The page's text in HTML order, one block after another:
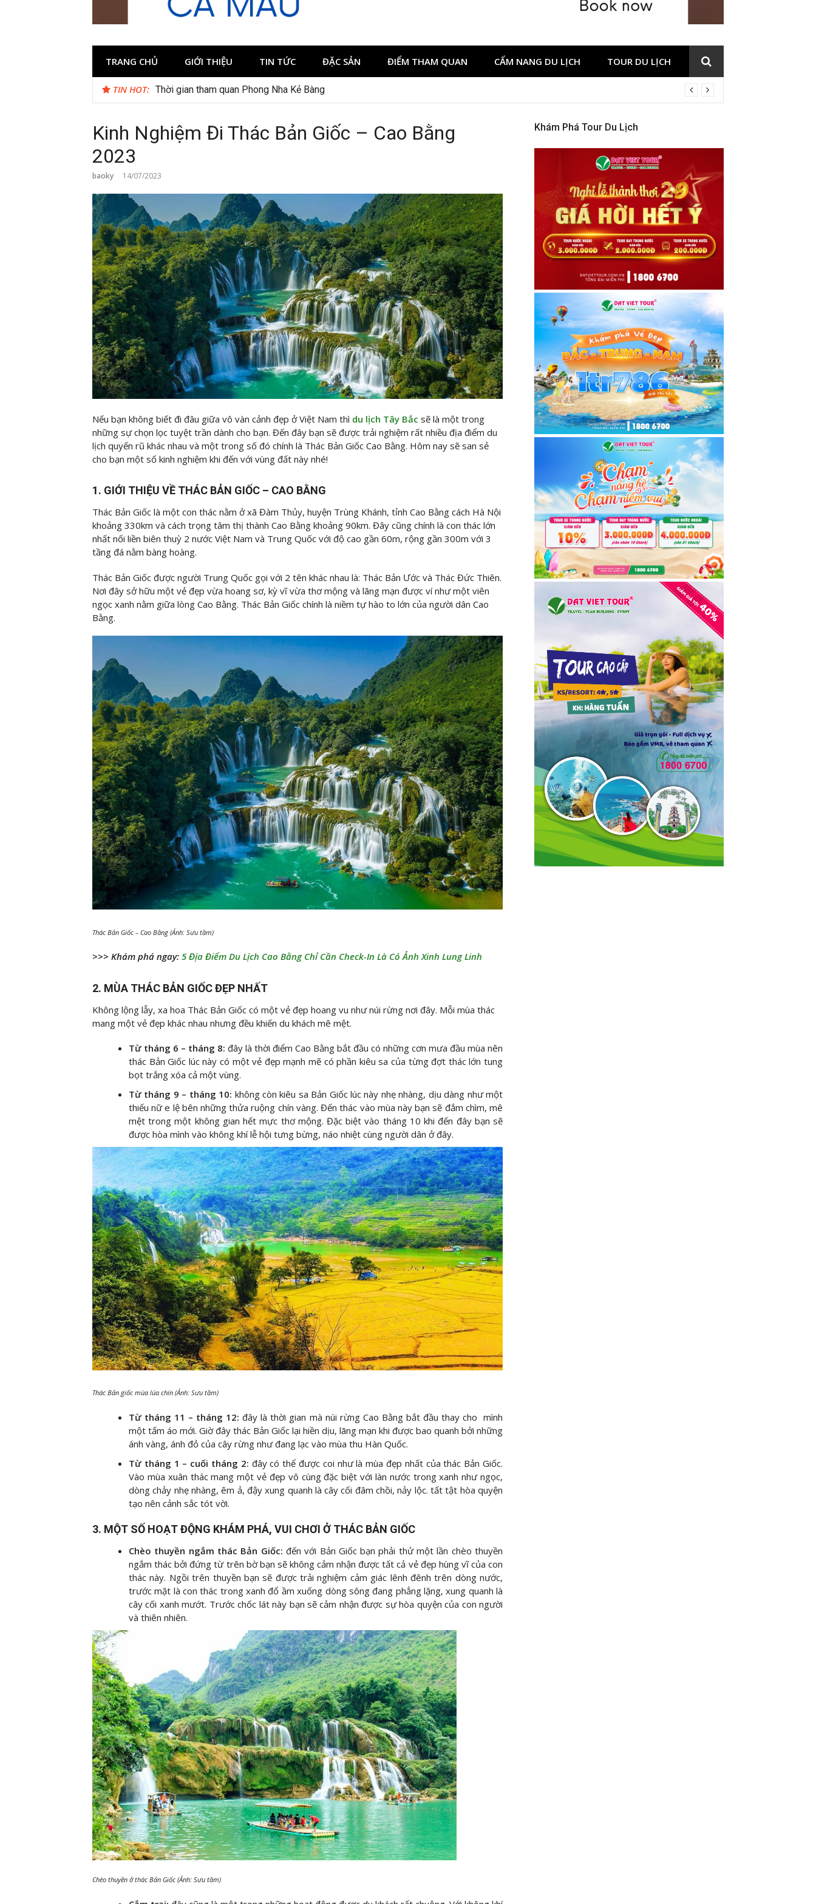
TRANG CHỦ GIỚI THIỆU TIN TỨC ĐẶC SẢN ĐIỂM THAM QUAN CẨM NANG DU LỊCH TOUR DU LỊCH
TIN HOT: Thời gian tham quan Phong Nha Kẻ Bàng
Kinh Nghiệm Đi Thác Bản Giốc – Cao Bằng
2023
baoky 14/07/2023
Nếu bạn không biết đi đâu giữa vô vàn cảnh đẹp ở Việt Nam thì du lịch Tây Bắc sẽ là một trong
những sự chọn lọc tuyệt trần dành cho bạn. Đến đây bạn sẽ được trải nghiệm rất nhiều địa điểm du
lịch quyến rũ khác nhau và một trong số đó chính là Thác Bản Giốc Cao Bằng. Hôm nay sẽ san sẻ
cho bạn một số kinh nghiệm khi đến với vùng đất này nhé!
1. GIỚI THIỆU VỀ THÁC BẢN GIỐC – CAO BẰNG
Thác Bản Giốc là một con thác nằm ở xã Đàm Thủy, huyện Trùng Khánh, tỉnh Cao Bằng cách Hà Nội
khoảng 330km và cách trọng tâm thị thành Cao Bằng khoảng 90km. Đây cũng chính là con thác lớn
nhất nối liền biên thuỳ 2 nước Việt Nam và Trung Quốc với độ cao gần 60m, rộng gần 300m với 3
tầng đá nằm bàng hoàng.
Thác Bản Giốc được người Trung Quốc gọi với 2 tên khác nhau là: Thác Bản Ước và Thác Đức Thiên.
Nơi đây sở hữu một vẻ đẹp vừa hoang sơ, kỳ vĩ vừa thơ mộng và lãng mạn được ví như một viên
ngọc xanh nằm giữa lòng Cao Bằng. Thác Bản Giốc chính là niềm tự hào to lớn của người dân Cao
Bằng.
Thác Bản Giốc – Cao Bằng (Ảnh: Sưu tầm)
>>> Khám phá ngay: 5 Địa Điểm Du Lịch Cao Bằng Chỉ Cần Check-In Là Có Ảnh Xinh Lung Linh
2. MÙA THÁC BẢN GIỐC ĐẸP NHẤT
Không lộng lẫy, xa hoa Thác Bản Giốc có một vẻ đẹp hoang vu như núi rừng nơi đây. Mỗi mùa thác
mang một vẻ đẹp khác nhau nhưng đều khiến du khách mê mệt.
Từ tháng 6 – tháng 8: đây là thời điểm Cao Bằng bắt đầu có những cơn mưa đầu mùa nên
thác Bản Giốc lúc này có một vẻ đẹp mạnh mẽ có phần kiêu sa của từng đợt thác lớn tung
bọt trắng xóa cả một vùng.
Từ tháng 9 – tháng 10: không còn kiêu sa Bản Giốc lúc này nhẹ nhàng, dịu dàng như một
thiếu nữ e lệ bên những thửa ruộng chín vàng. Đến thác vào mùa này bạn sẽ đắm chìm, mê
mệt trong một không gian hết mực thơ mộng. Đặc biệt vào tháng 10 khi đến đây bạn sẽ
được hòa mình vào không khí lễ hội tưng bừng, náo nhiệt cùng người dân ở đây.
Thác Bản giốc mùa lúa chín (Ảnh: Sưu tầm)
Từ tháng 11 – tháng 12: đây là thời gian mà núi rừng Cao Bằng bắt đầu thay cho mình
một tấm áo mới. Giờ đây thác Bản Giốc lại hiền dịu, lãng mạn khi được bao quanh bởi những
ánh vàng, ánh đỏ của cây rừng như đang lạc vào mùa thu Hàn Quốc.
Từ tháng 1 – cuối tháng 2: đây có thể được coi như là mùa đẹp nhất của thác Bản Giốc.
Vào mùa xuân thác mang một vẻ đẹp vô cùng đặc biệt với làn nước trong xanh như ngọc,
dòng chảy nhẹ nhàng, êm ả, đậy xung quanh là cây cối đâm chồi, nảy lộc. tất tật hòa quyện
tạo nên cảnh sắc tót vời.
3. MỘT SỐ HOẠT ĐỘNG KHÁM PHÁ, VUI CHƠI Ở THÁC BẢN GIỐC
Chèo thuyền ngắm thác Bản Giốc: đến với Bản Giốc bạn phải thử một lần chèo thuyền
ngắm thác bởi đứng từ trên bờ bạn sẽ không cảm nhận được tất cả vẻ đẹp hùng vĩ của con
thác này. Ngồi trên thuyền bạn sẽ được trải nghiệm cảm giác lênh đênh trên dòng nước,
trước mặt là con thác trong xanh đổ ầm xuống dòng sông đang phẳng lặng, xung quanh là
cây cối xanh mướt. Trước chốc lát này bạn sẽ cảm nhận được sự hòa quyện của con người
và thiên nhiên.
Chèo thuyền ở thác Bản Giốc (Ảnh: Sưu tầm)
Khám Phá Tour Du Lịch